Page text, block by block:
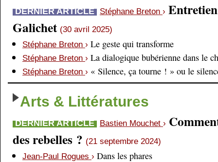
DERNIER ARTICLE Stéphane Breton ›
Galichet (30 avril 2025)
Stéphane Breton › Le geste qui transforme
Stéphane Breton › La dialogique bubérienne dans le
Stéphane Breton › « Silence, ça tourne ! » ou le
Arts & Littératures
DERNIER ARTICLE Bastien Mouchet ›
des rebelles ? (21 septembre 2024)
Jean-Paul Rogues › Dans les phares